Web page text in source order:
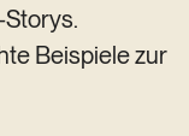
Beispiele zur